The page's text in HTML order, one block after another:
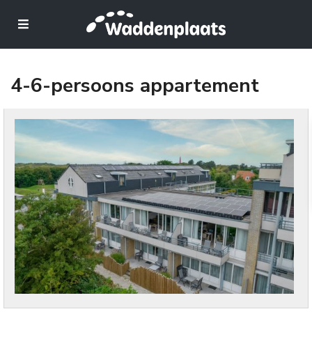
4-6-persoons appartement